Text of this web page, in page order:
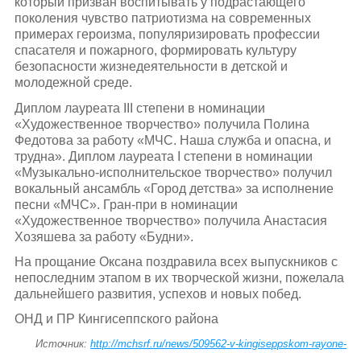
поколения чувство патриотизма на современных
примерах героизма, популяризировать профессии
спасателя и пожарного, формировать культуру
безопасности жизнедеятельности в детской и
молодежной среде.
Диплом лауреата III степени в номинации
«Художественное творчество» получила Полина
Федотова за работу «МЧС. Наша служба и опасна, и
трудна». Диплом лауреата I степени в номинации
«Музыкально-исполнительское творчество» получил
вокальный ансамбль «Город детства» за исполнение
песни «МЧС». Гран-при в номинации
«Художественное творчество» получила Анастасия
Хозяшева за работу «Будни».
На прощание Оксана поздравила всех выпускников с
непоследним этапом в их творческой жизни, пожелала
дальнейшего развития, успехов и новых побед.
ОНД и ПР Кингисеппского района
Источник:http://mchsrf.ru/news/509562-v-kingiseppskom-rayone-